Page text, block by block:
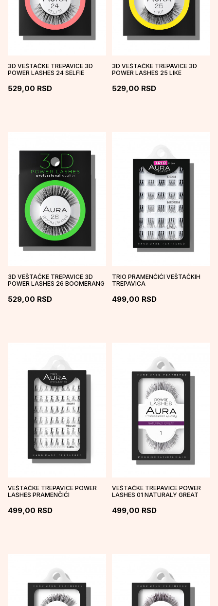
3D VEŠTAČKE TREPAVICE 3D
POWER LASHES 24 SELFIE
529,00 RSD
3D VEŠTAČKE TREPAVICE 3D
POWER LASHES 25 LIKE
529,00 RSD
3D VEŠTAČKE TREPAVICE 3D
POWER LASHES 26 BOOMERANG
529,00 RSD
TRIO PRAMENČIĆI VEŠTAČKIH
TREPAVICA
499,00 RSD
VEŠTAČKE TREPAVICE POWER
LASHES PRAMENČIĆI
499,00 RSD
VEŠTAČKE TREPAVICE POWER
LASHES 01 NATURALY GREAT
499,00 RSD